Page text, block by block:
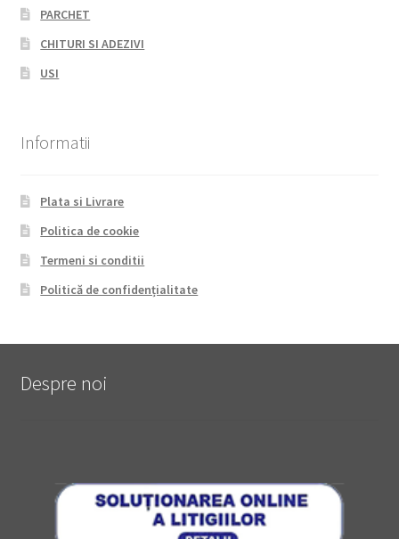
PARCHET
CHITURI SI ADEZIVI
USI
Informatii
Plata si Livrare
Politica de cookie
Termeni si conditii
Politică de confidențialitate
Despre noi